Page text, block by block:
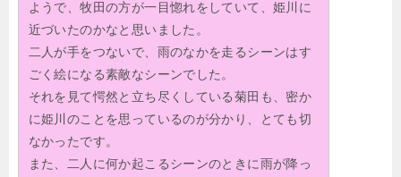
ようで、牧田の方が一目惚れをしていて、姫川に
近づいたのかなと思いました。
二人が手をつないで、雨のなかを走るシーンはす
ごく絵になる素敵なシーンでした。
それを見て愕然と立ち尽くしている菊田も、密か
に姫川のことを思っているのが分かり、とても切
なかったです。
また、二人に何か起こるシーンのときに雨が降っ